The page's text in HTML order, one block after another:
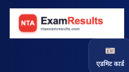
एडमिट कार्ड